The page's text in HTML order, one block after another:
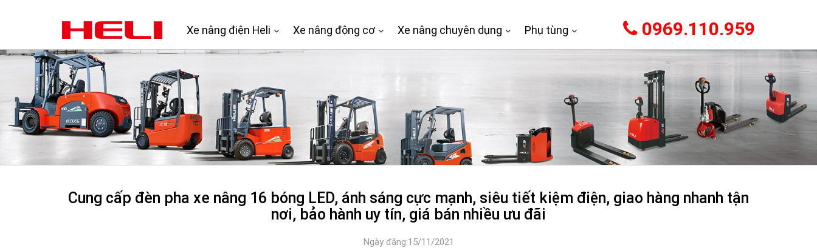
Xe nâng điện Heli Xe nâng động cơ Xe nâng chuyên dụng Phụ tùng 0969.110.959
Cung cấp đèn pha xe nâng 16 bóng LED, ánh sáng cực mạnh, siêu tiết kiệm điện, giao hàng nhanh tận
nơi, bảo hành uy tín, giá bán nhiều ưu đãi
Ngày đăng:15/11/2021